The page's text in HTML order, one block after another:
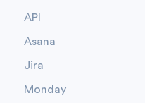
API
Asana
Jira
Monday